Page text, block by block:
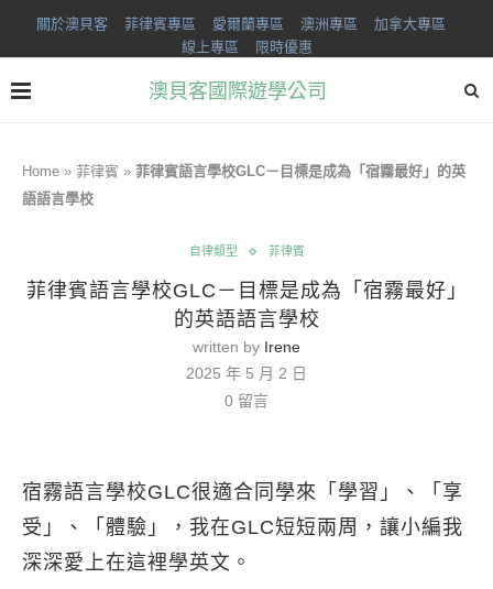
關於澳貝客 菲律賓專區 愛爾蘭專區 澳洲專區
加拿大專區
線上專區
限時優惠
澳貝客國際遊學公司
Home » 菲律賓 » 菲律賓語言學校GLC－⽬標是成為「宿霧最好」的英
語語⾔學校
自律類型 菲律賓
菲律賓語言學校GLC－⽬標是成為「宿霧最好」
的英語語⾔學校
written by Irene
2025 年 5 月 2 日
0 留言
宿霧語言學校GLC很適合同學來「學習」、「享
受」、「體驗」，我在GLC短短兩周，讓小編我
深深愛上在這裡學英文。